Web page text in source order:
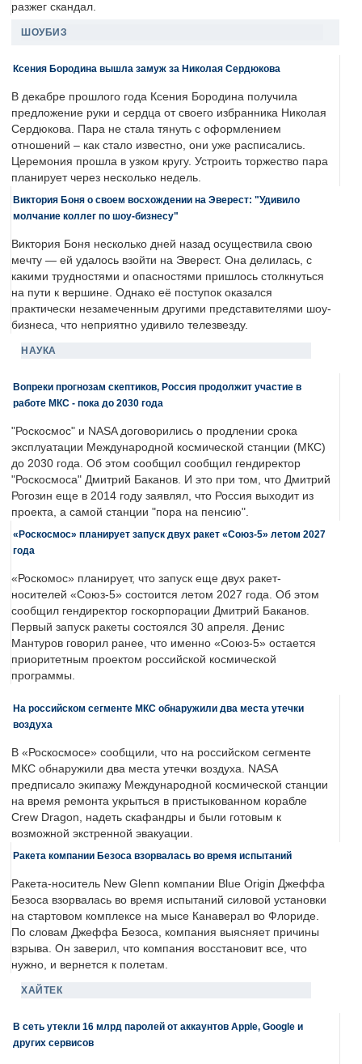
разжег скандал.
ШОУБИЗ
Ксения Бородина вышла замуж за Николая Сердюкова
В декабре прошлого года Ксения Бородина получила
предложение руки и сердца от своего избранника Николая
Сердюкова. Пара не стала тянуть с оформлением
отношений – как стало известно, они уже расписались.
Церемония прошла в узком кругу. Устроить торжество пара
планирует через несколько недель.
Виктория Боня о своем восхождении на Эверест: "Удивило
молчание коллег по шоу-бизнесу"
Виктория Боня несколько дней назад осуществила свою
мечту — ей удалось взойти на Эверест. Она делилась, с
какими трудностями и опасностями пришлось столкнуться
на пути к вершине. Однако её поступок оказался
практически незамеченным другими представителями шоу-
бизнеса, что неприятно удивило телезвезду.
НАУКА
Вопреки прогнозам скептиков, Россия продолжит участие в
работе МКС - пока до 2030 года
"Роскосмос" и NASA договорились о продлении срока
эксплуатации Международной космической станции (МКС)
до 2030 года. Об этом сообщил сообщил гендиректор
"Роскосмоса" Дмитрий Баканов. И это при том, что Дмитрий
Рогозин еще в 2014 году заявлял, что Россия выходит из
проекта, а самой станции "пора на пенсию".
«Роскосмос» планирует запуск двух ракет «Союз-5» летом 2027
года
«Роскомос» планирует, что запуск еще двух ракет-
носителей «Союз-5» состоится летом 2027 года. Об этом
сообщил гендиректор госкорпорации Дмитрий Баканов.
Первый запуск ракеты состоялся 30 апреля. Денис
Мантуров говорил ранее, что именно «Союз-5» остается
приоритетным проектом российской космической
программы.
На российском сегменте МКС обнаружили два места утечки
воздуха
В «Роскосмосе» сообщили, что на российском сегменте
МКС обнаружили два места утечки воздуха. NASA
предписало экипажу Международной космической станции
на время ремонта укрыться в пристыкованном корабле
Crew Dragon, надеть скафандры и были готовым к
возможной экстренной эвакуации.
Ракета компании Безоса взорвалась во время испытаний
Ракета-носитель New Glenn компании Blue Origin Джеффа
Безоса взорвалась во время испытаний силовой установки
на стартовом комплексе на мысе Канаверал во Флориде.
По словам Джеффа Безоса, компания выясняет причины
взрыва. Он заверил, что компания восстановит все, что
нужно, и вернется к полетам.
ХАЙТЕК
В сеть утекли 16 млрд паролей от аккаунтов Apple, Google и
других сервисов